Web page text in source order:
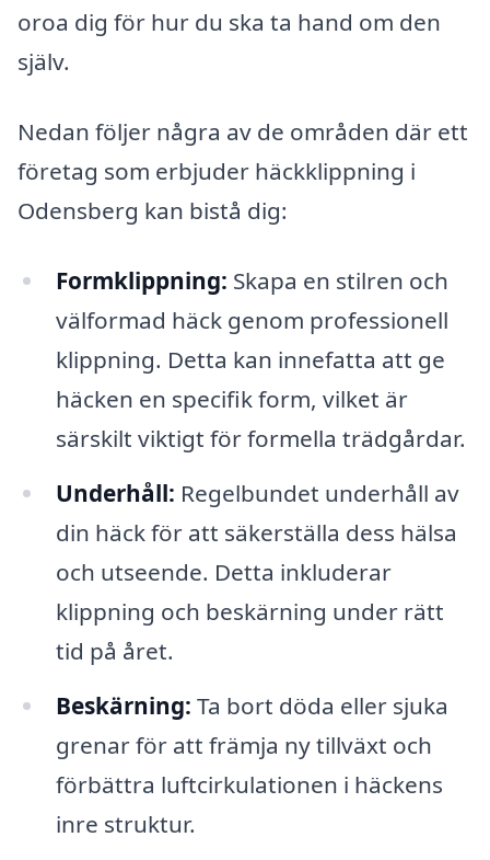
oroa dig för hur du ska ta hand om den
själv.
Nedan följer några av de områden där ett
företag som erbjuder häckklippning i
Odensberg kan bistå dig:
Formklippning: Skapa en stilren och
välformad häck genom professionell
klippning. Detta kan innefatta att ge
häcken en specifik form, vilket är
särskilt viktigt för formella trädgårdar.
Underhåll: Regelbundet underhåll av
din häck för att säkerställa dess hälsa
och utseende. Detta inkluderar
klippning och beskärning under rätt
tid på året.
Beskärning: Ta bort döda eller sjuka
grenar för att främja ny tillväxt och
förbättra luftcirkulationen i häckens
inre struktur.